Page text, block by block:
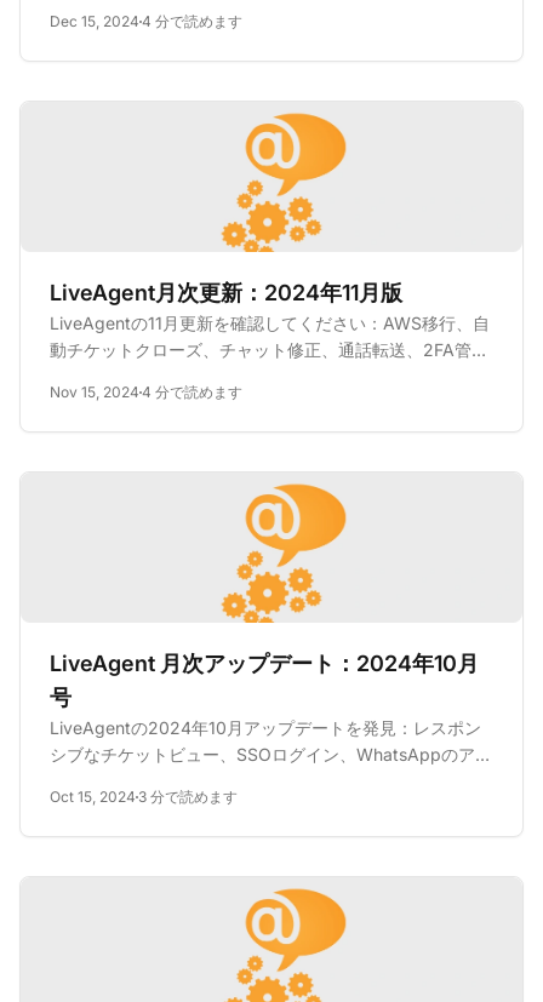
Dec 15, 2024 4 分で読めます
LiveAgent月次更新：2024年11月版
LiveAgentの11月更新を確認してください：AWS移行、自
動チケットクローズ、チャット修正、通話転送、2FA管
Nov 15, 2024 4 分で読めます
LiveAgent 月次アップデート：2024年10月
号
LiveAgentの2024年10月アップデートを発見：レスポン
シブなチケットビュー、SSOログイン、WhatsAppのアッ
Oct 15, 2024 3 分で読めます